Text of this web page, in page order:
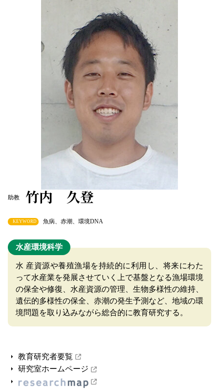
助教 竹内 久登
KEYWORD 魚病、赤潮、環境DNA
水産環境科学
水 産資源や養殖漁場を持続的に利用し、将来にわた
って水産業を発展させていく上で基盤となる漁場環境
の保全や修復、水産資源の管理、生物多様性の維持、
遺伝的多様性の保全、赤潮の発生予測など、地域の環
境問題を取り込みながら総合的に教育研究する。
教育研究者要覧
研究室ホームページ